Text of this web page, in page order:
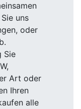
uns
oder
Sie
Art oder
Ihren
alle